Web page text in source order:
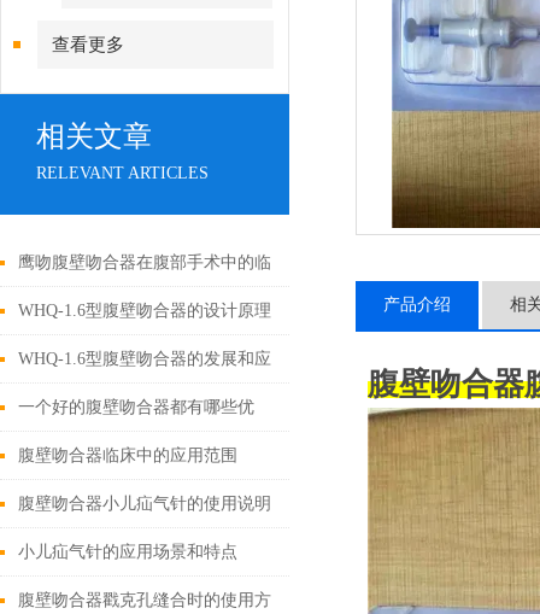
查看更多
相关文章
RELEVANT ARTICLES
鹰吻腹壁吻合器在腹部手术中的临
床应用
WHQ-1.6型腹壁吻合器的设计原理
与应用
WHQ-1.6型腹壁吻合器的发展和应
用为外科手术领域带来了新的可能
性
一个好的腹壁吻合器都有哪些优
点？
腹壁吻合器临床中的应用范围
腹壁吻合器小儿疝气针的使用说明
小儿疝气针的应用场景和特点
腹壁吻合器戳克孔缝合时的使用方
产品介绍 相
腹壁吻合器